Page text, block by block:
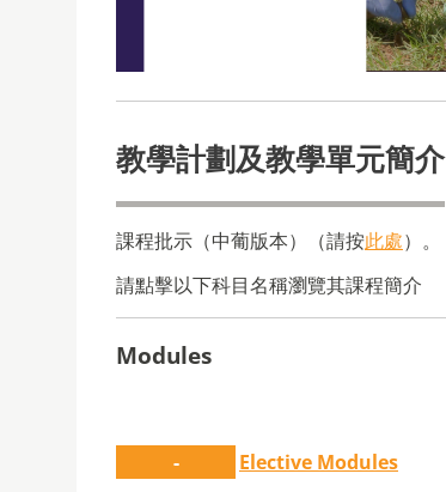
教學計劃及教學單元簡介
課程批示（中葡版本）（請按此處）。
請點擊以下科目名稱瀏覽其課程簡介
Modules
-
Elective Modules